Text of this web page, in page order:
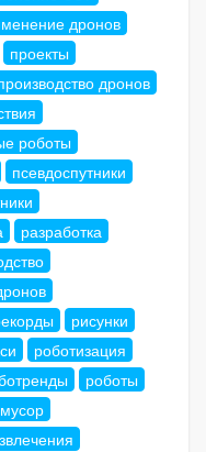
дронов
проекты
дронов
роботы
псевдоспутники
разработка
рисунки
роботизация
роботы